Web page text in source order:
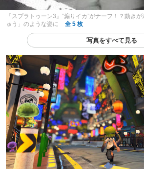
『スプラトゥーン3』“煽りイカ”がナーフ！？動き
ゅう」のような姿に
全 5 枚
写真をすべて見る